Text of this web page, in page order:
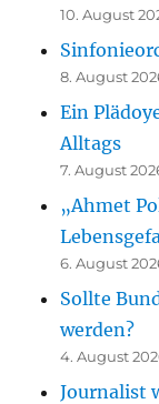
10. August
8. August
Ein
Alltags
7. August
„Ahmet
6. August
Sollte
werden?
4. August
Journalist